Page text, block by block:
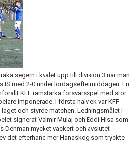
segern i kvalet upp till division 3 när man
IS med 2-0 under lördagseftermiddagen. En
KFF ramstarka försvarsspel med stor
imponerade. I första halvlek var KFF
och styrde matchen. Ledningsmålet i
signerat Valmir Mulaj och Eddi Hisa som
Dehman mycket vackert och avslutet
det efterhand mer Hanaskog som tryckte